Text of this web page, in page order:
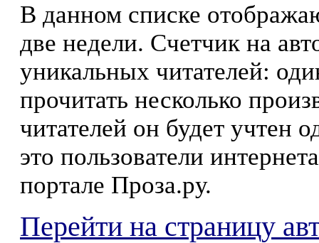
В данном списке
две недели. Счетчик на
уникальных читателей:
прочитать несколько
читателей он будет учтен
это пользователи
портале Проза.ру.
Перейти на страницу